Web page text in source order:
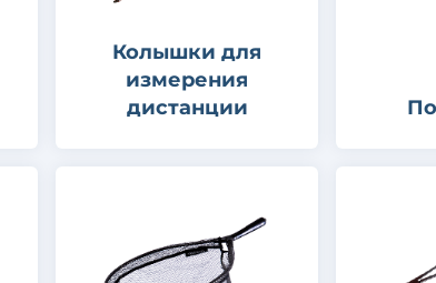
Колышки для
измерения
дистанции